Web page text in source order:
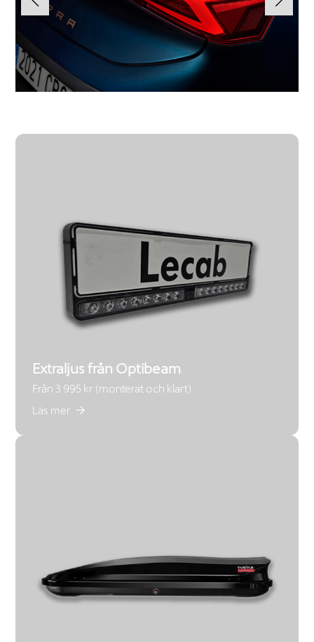
Extraljus från Optibeam
Från 3 995 kr (monterat och klart)
Läs mer